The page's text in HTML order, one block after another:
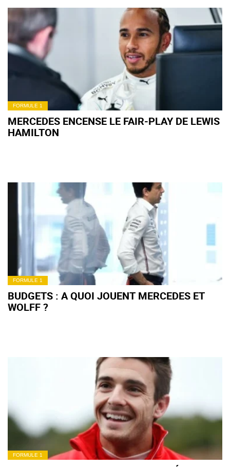
FORMULE 1
MERCEDES ENCENSE LE FAIR-PLAY DE LEWIS
HAMILTON
FORMULE 1
BUDGETS : A QUOI JOUENT MERCEDES ET
WOLFF ?
FORMULE 1